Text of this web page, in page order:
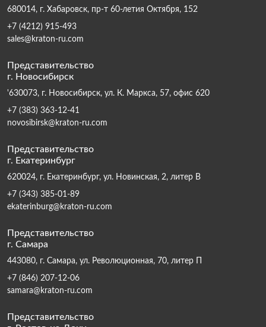
680014, г. Хабаровск, пр-т 60-летия Октября, 152
+7 (4212) 915-493
sales@kraton-ru.com
Представительство
г. Новосибирск
'630073, г. Новосибирск, ул. К. Маркса, 57, офис 620
+7 (383) 363-12-41
novosibirsk@kraton-ru.com
Представительство
г. Екатеринбург
620024, г. Екатеринбург, ул. Новинская, 2, литер В
+7 (343) 385-01-89
ekaterinburg@kraton-ru.com
Представительство
г. Самара
443080, г. Самара, ул. Революционная, 70, литер П
+7 (846) 207-12-06
samara@kraton-ru.com
Представительство